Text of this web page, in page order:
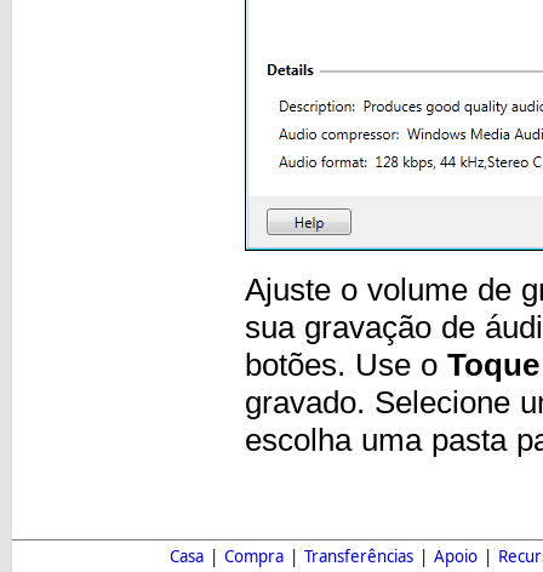
Ajuste o volume de
sua gravação de
botões. Use o Toque
gravado. Selecione
escolha uma pasta
Casa | Compra | Transferências | Apoio |